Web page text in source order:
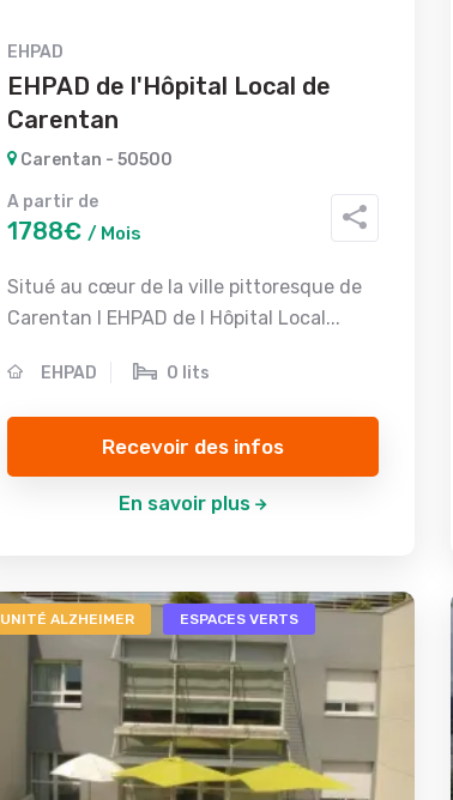
EHPAD
EHPAD de l'Hôpital Local de
Carentan
Carentan - 50500
A partir de
1788€ / Mois
Situé au cœur de la ville pittoresque de
Carentan l EHPAD de l Hôpital Local...
EHPAD 0 lits
Recevoir des infos
En savoir plus
UNITÉ ALZHEIMER ESPACES VERTS